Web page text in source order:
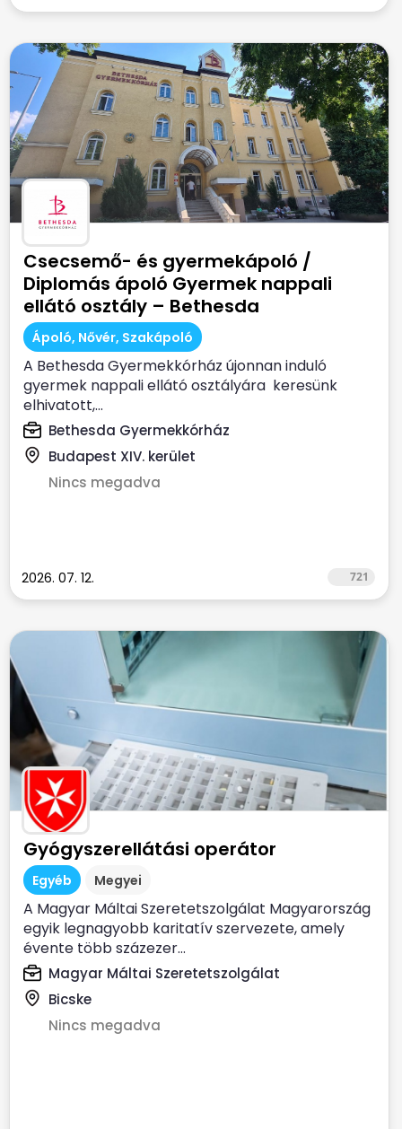
Csecsemő- és gyermekápoló /
Diplomás ápoló Gyermek nappali
ellátó osztály – Bethesda
Gyermekkórház
Ápoló, Nővér, Szakápoló
A Bethesda Gyermekkórház újonnan induló
gyermek nappali ellátó osztályára keresünk
elhivatott,...
Bethesda Gyermekkórház
Budapest XIV. kerület
Nincs megadva
2026. 07. 12. 721
Gyógyszerellátási operátor
Egyéb Megyei
A Magyar Máltai Szeretetszolgálat Magyarország
egyik legnagyobb karitatív szervezete, amely
évente több százezer...
Magyar Máltai Szeretetszolgálat
Bicske
Nincs megadva